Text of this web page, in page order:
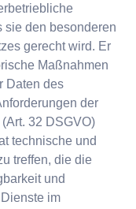
sie den besonderen
gerecht wird. Er
Maßnahmen
Daten des
der
32 DSGVO)
technische und
treffen, die die
und
im